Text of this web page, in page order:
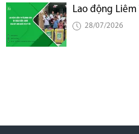
Lao động Liêm
28/07/2026